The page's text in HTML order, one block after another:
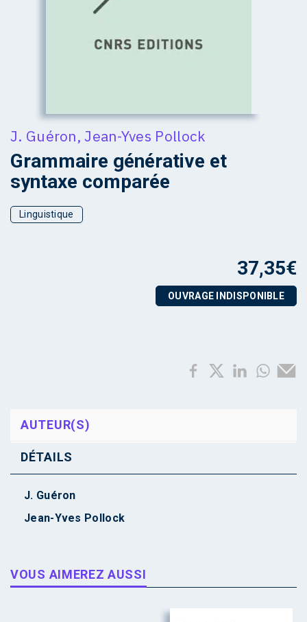
J. Guéron,Jean-Yves Pollock
Grammaire générative et
syntaxe comparée
Linguistique
37,35€
OUVRAGE INDISPONIBLE
AUTEUR(S)
DÉTAILS
J. Guéron
Jean-Yves Pollock
VOUS AIMEREZ AUSSI